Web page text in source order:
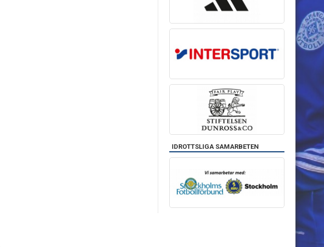
IDROTTSLIGA SAMARBETEN